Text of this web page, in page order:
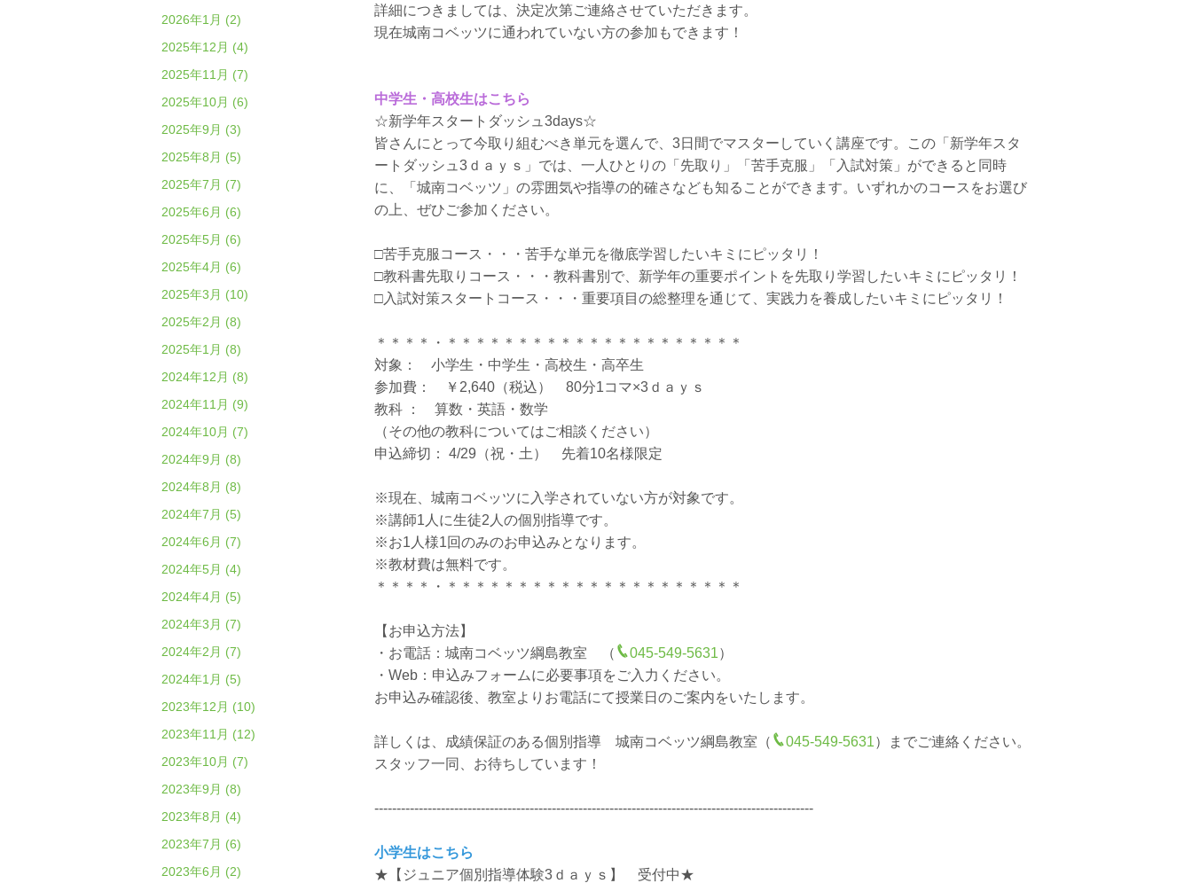
詳細につきましては、決定次第ご連絡させていただきます。
現在城南コベッツに通われていない方の参加もできます！
中学生・高校生はこちら
☆新学年スタートダッシュ3days☆
皆さんにとって今取り組むべき単元を選んで、3日間でマスターしていく講座です。この「新学年スタ
ートダッシュ3ｄａｙｓ」では、一人ひとりの「先取り」「苦手克服」「入試対策」ができると同時
に、「城南コベッツ」の雰囲気や指導の的確さなども知ることができます。いずれかのコースをお選び
の上、ぜひご参加ください。
□苦手克服コース・・・苦手な単元を徹底学習したいキミにピッタリ！
□教科書先取りコース・・・教科書別で、新学年の重要ポイントを先取り学習したいキミにピッタリ！
□入試対策スタートコース・・・重要項目の総整理を通じて、実践力を養成したいキミにピッタリ！
＊＊＊＊・＊＊＊＊＊＊＊＊＊＊＊＊＊＊＊＊＊＊＊＊＊
対象： 小学生・中学生・高校生・高卒生
参加費： ￥2,640（税込） 80分1コマ×3ｄａｙｓ
教科 ： 算数・英語・数学
（その他の教科についてはご相談ください）
申込締切： 4/29（祝・土） 先着10名様限定
※現在、城南コベッツに入学されていない方が対象です。
※講師1人に生徒2人の個別指導です。
※お1人様1回のみのお申込みとなります。
※教材費は無料です。
＊＊＊＊・＊＊＊＊＊＊＊＊＊＊＊＊＊＊＊＊＊＊＊＊＊
【お申込方法】
・お電話：城南コベッツ綱島教室 （
045-549-5631）
・Web：申込みフォームに必要事項をご入力ください。
お申込み確認後、教室よりお電話にて授業日のご案内をいたします。
詳しくは、成績保証のある個別指導 城南コベッツ綱島教室（ 045-549-5631）までご連絡ください。
スタッフ一同、お待ちしています！
---------------------------------------------------------------------------------------------------
小学生はこちら
★【ジュニア個別指導体験3ｄａｙｓ】 受付中★
2026年1月 (2)
2025年12月 (4)
2025年11月 (7)
2025年10月 (6)
2025年9月 (3)
2025年8月 (5)
2025年7月 (7)
2025年6月 (6)
2025年5月 (6)
2025年4月 (6)
2025年3月 (10)
2025年2月 (8)
2025年1月 (8)
2024年12月 (8)
2024年11月 (9)
2024年10月 (7)
2024年9月 (8)
2024年8月 (8)
2024年7月 (5)
2024年6月 (7)
2024年5月 (4)
2024年4月 (5)
2024年3月 (7)
2024年2月 (7)
2024年1月 (5)
2023年12月 (10)
2023年11月 (12)
2023年10月 (7)
2023年9月 (8)
2023年8月 (4)
2023年7月 (6)
2023年6月 (2)